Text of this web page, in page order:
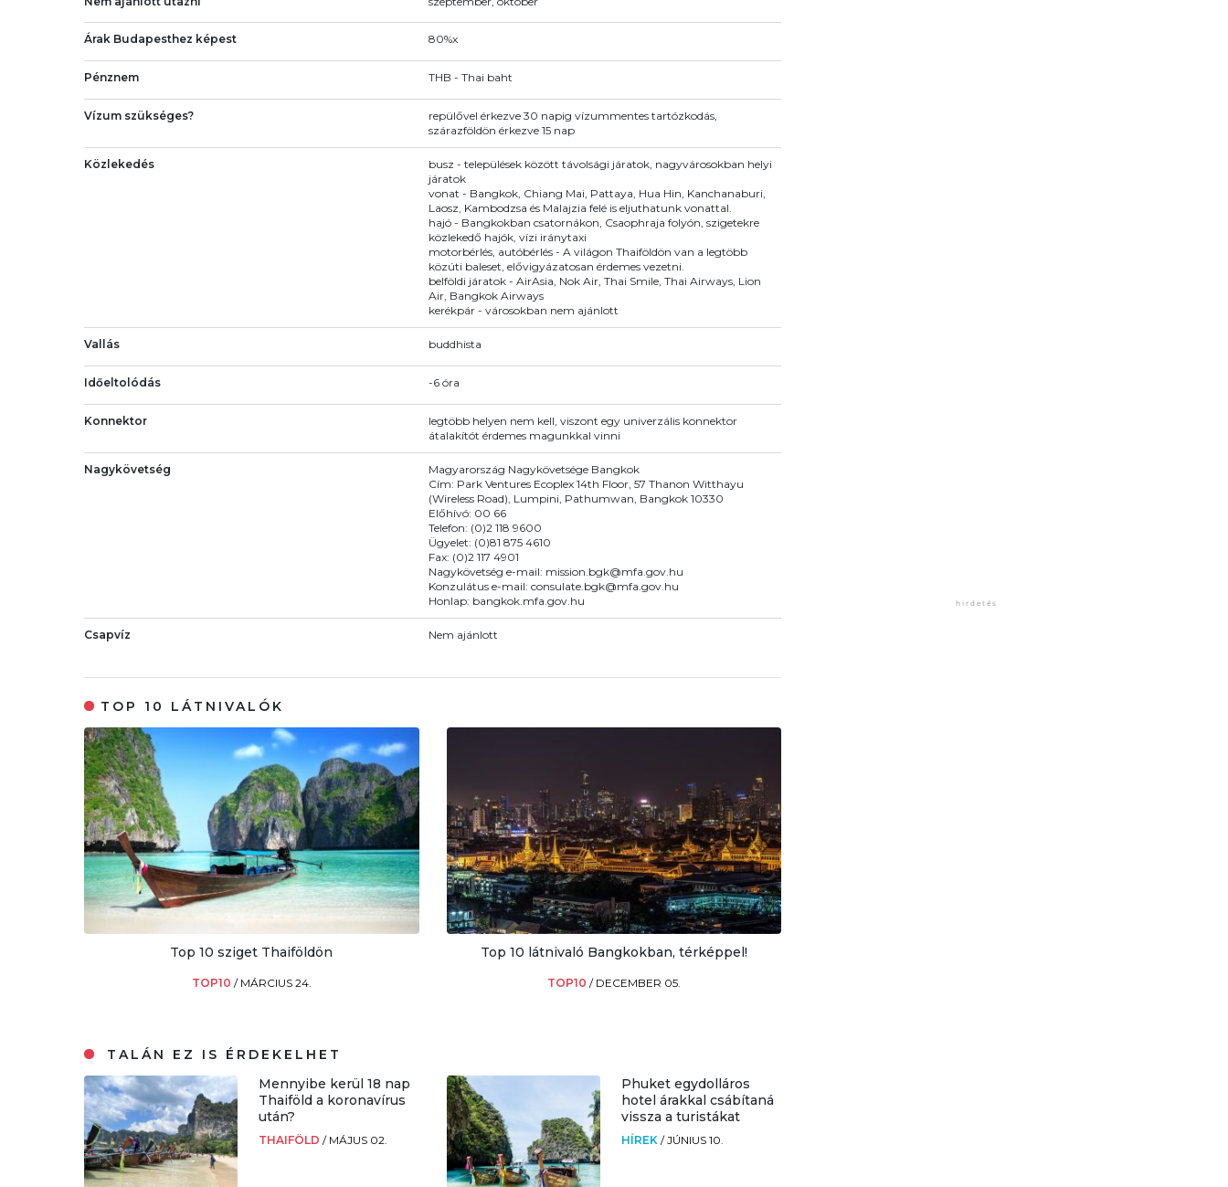
Árak Budapesthez képest 80%x
Pénznem THB - Thai baht
Vízum szükséges?
repülővel érkezve 30 napig vízummentes tartózkodás,
szárazföldön érkezve 15 nap
Közlekedés
busz - települések között távolsági járatok, nagyvárosokban helyi
járatok
vonat - Bangkok, Chiang Mai, Pattaya, Hua Hin, Kanchanaburi,
Laosz, Kambodzsa és Malajzia felé is eljuthatunk vonattal.
hajó - Bangkokban csatornákon, Csaophraja folyón, szigetekre
közlekedő hajók, vízi iránytaxi
motorbérlés, autóbérlés - A világon Thaiföldön van a legtöbb
közúti baleset, elővigyázatosan érdemes vezetni.
belföldi járatok - AirAsia, Nok Air, Thai Smile, Thai Airways, Lion
Air, Bangkok Airways
kerékpár - városokban nem ajánlott
Vallás buddhista
Időeltolódás -6 óra
Konnektor
legtöbb helyen nem kell, viszont egy univerzális konnektor
átalakítót érdemes magunkkal vinni
Nagykövetség
Magyarország Nagykövetsége Bangkok
Cím: Park Ventures Ecoplex 14th Floor, 57 Thanon Witthayu
(Wireless Road), Lumpini, Pathumwan, Bangkok 10330
Előhívó: 00 66
Telefon: (0)2 118 9600
Ügyelet: (0)81 875 4610
Fax: (0)2 117 4901
Nagykövetség e-mail: mission.bgk@mfa.gov.hu
Konzulátus e-mail: consulate.bgk@mfa.gov.hu
Honlap: bangkok.mfa.gov.hu
Csapvíz Nem ajánlott
TOP 10 LÁTNIVALÓK
Top 10 sziget Thaiföldön
TOP10 / MÁRCIUS 24.
Top 10 látnivaló Bangkokban, térképpel!
TOP10 / DECEMBER 05.
TALÁN EZ IS ÉRDEKELHET
Mennyibe kerül 18 nap
Thaiföld a koronavírus
után?
THAIFÖLD/ MÁJUS 02.
Phuket egydolláros
hotel árakkal csábítaná
vissza a turistákat
HÍREK /JÚNIUS 10.